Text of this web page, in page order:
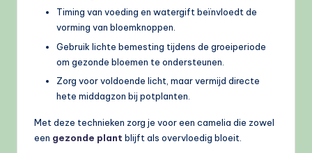
Timing van voeding en watergift beïnvloedt de
vorming van bloemknoppen.
Gebruik lichte bemesting tijdens de groeiperiode
om gezonde bloemen te ondersteunen.
Zorg voor voldoende licht, maar vermijd directe
hete middagzon bij potplanten.
Met deze technieken zorg je voor een camelia die zowel
een gezonde plant blijft als overvloedig bloeit.